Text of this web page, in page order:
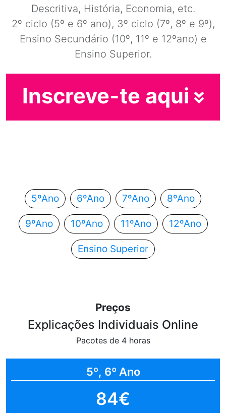
Descritiva, História, Economia, etc.
2º ciclo (5º e 6º ano), 3º ciclo (7º, 8º e 9º),
Ensino Secundário (10º, 11º e 12ºano) e
Ensino Superior.
Inscreve-te aqui
5ºAno 6ºAno 7ºAno 8ºAno
9ºAno 10ºAno 11ºAno 12ºAno
Ensino Superior
Preços
Explicações Individuais Online
Pacotes de 4 horas
5º, 6º Ano
84€